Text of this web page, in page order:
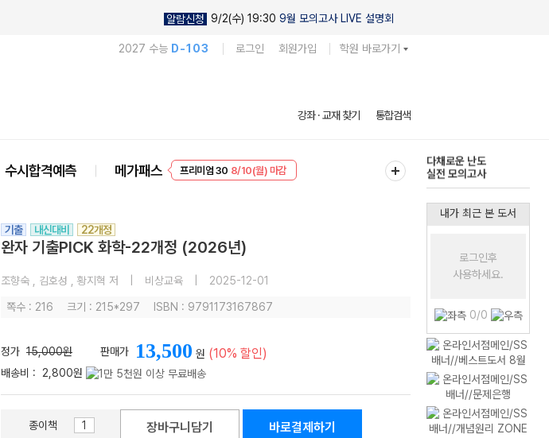
알람신청 9/2(수) 19:30 9월 모의고사 LIVE 설명회
2027 수능 D-103 로그인 회원가입 학원 바로가기
강좌 · 교재 찾기 통합검색
수시합격예측 메가패스
EVENT 8/10(월) 마감
다채로운 난도
실전 모의고사
기출 내신대비 22개정
완자 기출PICK 화학-22개정 (2026년)
조향숙 , 김호성 , 황지혁 저 비상교육 2025-12-01
쪽수 : 216 크기 : 215*297 ISBN : 9791173167867
정가 15,000원 판매가 13,500 원 (10% 할인)
배송비 : 2,800원
종이책 장바구니담기 바로결제하기
내가 최근 본 도서
로그인후
사용하세요.
0/0